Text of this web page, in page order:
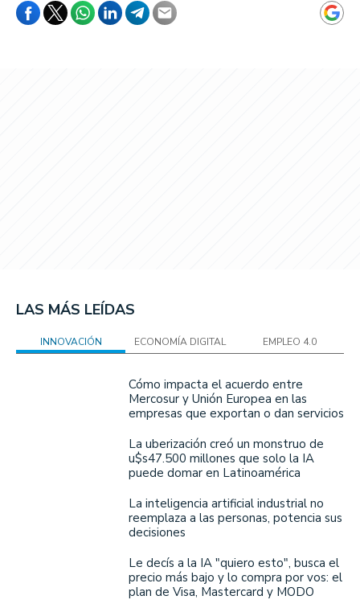
LAS MÁS LEÍDAS
INNOVACIÓN ECONOMÍA DIGITAL EMPLEO 4.0
Cómo impacta el acuerdo entre
Mercosur y Unión Europea en las
empresas que exportan o dan servicios
La uberización creó un monstruo de
u$s47.500 millones que solo la IA
puede domar en Latinoamérica
La inteligencia artificial industrial no
reemplaza a las personas, potencia sus
decisiones
Le decís a la IA "quiero esto", busca el
precio más bajo y lo compra por vos: el
plan de Visa, Mastercard y MODO